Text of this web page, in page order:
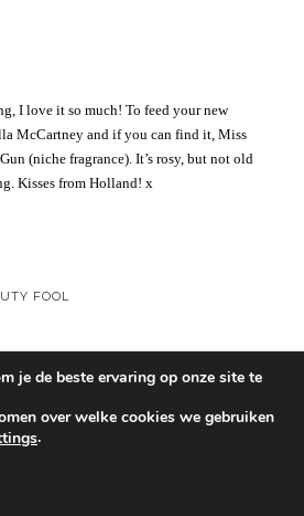
I love it so much! To feed your new
McCartney and if you can find it, Miss
(niche fragrance). It’s rosy, but not old
Kisses from Holland! x
FOOL
too. Love from Singapore too! Hope you are
out again! Take care
xx
je de beste ervaring op onze site te
over welke cookies we gebruiken
.